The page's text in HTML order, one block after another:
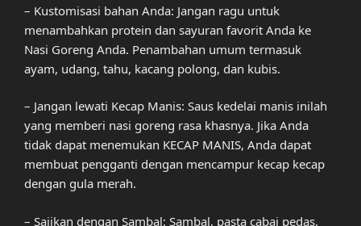
– Kustomisasi bahan Anda: Jangan ragu untuk
menambahkan protein dan sayuran favorit Anda ke
Nasi Goreng Anda. Penambahan umum termasuk
ayam, udang, tahu, kacang polong, dan kubis.
– Jangan lewati Kecap Manis: Saus kedelai manis inilah
yang memberi nasi goreng rasa khasnya. Jika Anda
tidak dapat menemukan KECAP MANIS, Anda dapat
membuat pengganti dengan mencampur kecap kecap
dengan gula merah.
– Sajikan dengan Sambal: Sambal, pasta cabai pedas,